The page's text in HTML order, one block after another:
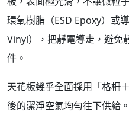
環氧樹脂（ESD Epoxy）或
Vinyl），把靜電導走，避免
件。
天花板幾乎全面採用「格柵
後的潔淨空氣均勻往下供給